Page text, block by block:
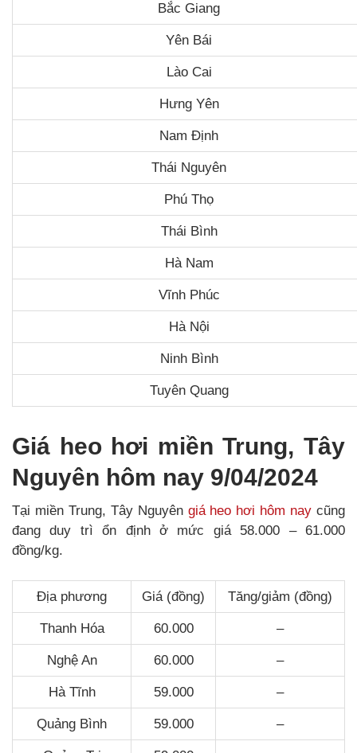
Bắc Giang
Yên Bái
Lào Cai
Hưng Yên
Nam Định
Thái Nguyên
Phú Thọ
Thái Bình
Hà Nam
Vĩnh Phúc
Hà Nội
Ninh Bình
Tuyên Quang
Giá heo hơi miền Trung, Tây
Nguyên hôm nay 9/04/2024
Tại miền Trung, Tây Nguyên giá heo hơi hôm nay cũng
đang duy trì ổn định ở mức giá 58.000 – 61.000
đồng/kg.
Địa phương Giá (đồng) Tăng/giảm (đồng)
Thanh Hóa 60.000 –
Nghệ An 60.000 –
Hà Tĩnh 59.000 –
Quảng Bình 59.000 –